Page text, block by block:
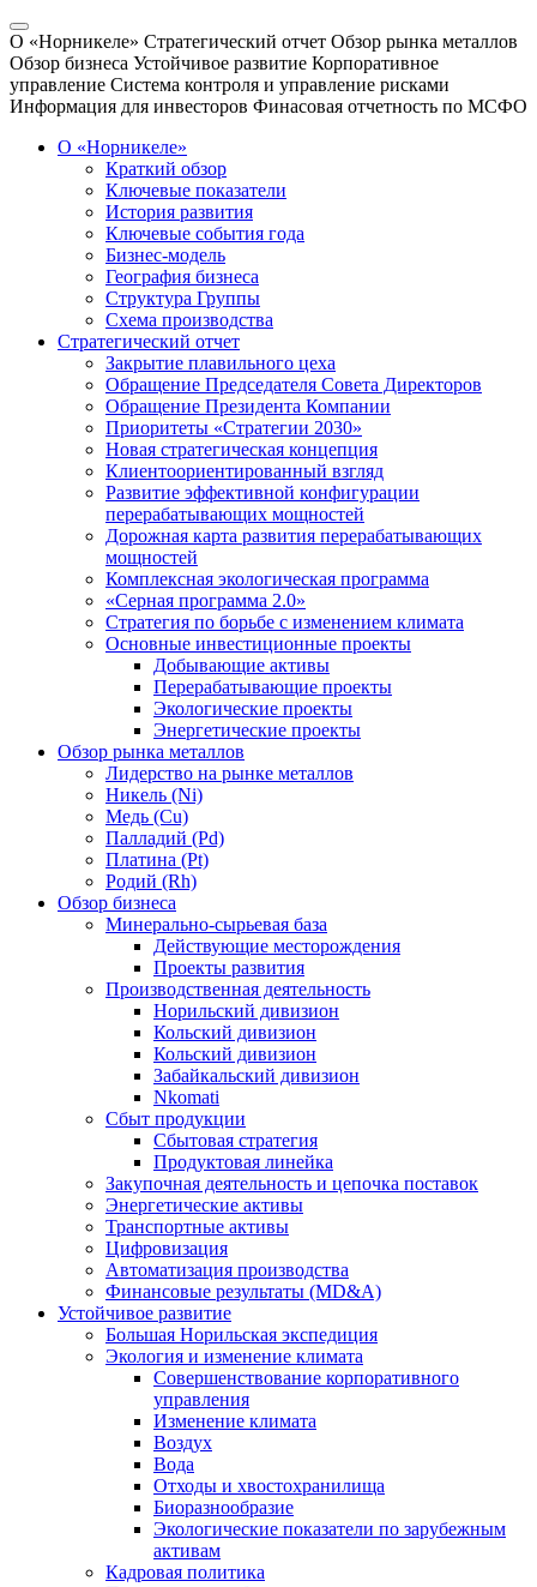
О «Норникеле» Стратегический отчет Обзор рынка металлов
Обзор бизнеса Устойчивое развитие Корпоративное
управление Система контроля и управление рисками
Информация для инвесторов Финасовая отчетность по МСФО
О «Норникеле»
Краткий обзор
Ключевые показатели
История развития
Ключевые события года
Бизнес-модель
География бизнеса
Структура Группы
Схема производства
Стратегический отчет
Закрытие плавильного цеха
Обращение Председателя Совета Директоров
Обращение Президента Компании
Приоритеты «Стратегии 2030»
Новая стратегическая концепция
Клиентоориентированный взгляд
Развитие эффективной конфигурации
перерабатывающих мощностей
Дорожная карта развития перерабатывающих
мощностей
Комплексная экологическая программа
«Серная программа 2.0»
Стратегия по борьбе с изменением климата
Основные инвестиционные проекты
Добывающие активы
Перерабатывающие проекты
Экологические проекты
Энергетические проекты
Обзор рынка металлов
Лидерство на рынке металлов
Никель (Ni)
Медь (Cu)
Палладий (Pd)
Платина (Pt)
Родий (Rh)
Обзор бизнеса
Минерально-сырьевая база
Действующие месторождения
Проекты развития
Производственная деятельность
Норильский дивизион
Кольский дивизион
Кольский дивизион
Забайкальский дивизион
Nkomati
Сбыт продукции
Сбытовая стратегия
Продуктовая линейка
Закупочная деятельность и цепочка поставок
Энергетические активы
Транспортные активы
Цифровизация
Автоматизация производства
Финансовые результаты (MD&A)
Устойчивое развитие
Большая Норильская экспедиция
Экология и изменение климата
Совершенствование корпоративного
управления
Изменение климата
Воздух
Вода
Отходы и хвостохранилища
Биоразнообразие
Экологические показатели по зарубежным
активам
Кадровая политика